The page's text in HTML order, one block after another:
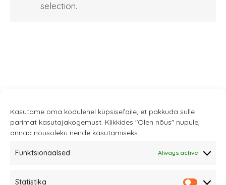
Kasutame oma kodulehel küpsisefaile, et pakkuda sulle
parimat kasutajakogemust. Klikkides "Olen nõus" nupule,
annad nõusoleku nende kasutamiseks.
Funktsionaalsed Always active
Statistika
selection.